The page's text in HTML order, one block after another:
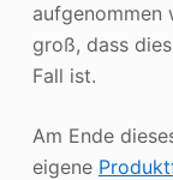
aufgenommen
groß, dass
Fall ist.
Am Ende
eigene